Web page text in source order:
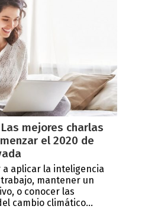
mejores charlas
el 2020 de
a aplicar la inteligencia
mantener un
o conocer las
cambio climático...